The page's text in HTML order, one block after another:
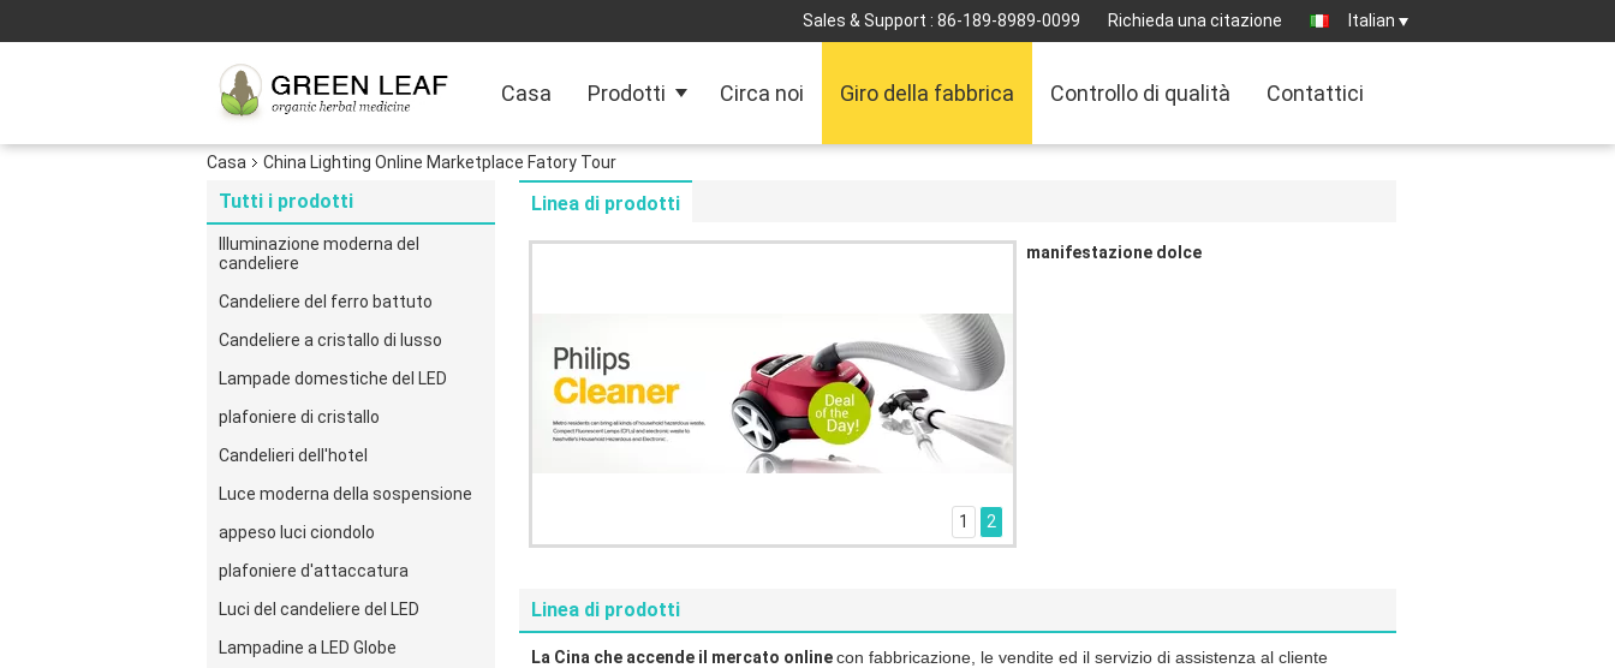
Sales & Support : 86-189-8989-0099 Richieda una citazione Italian
Casa Prodotti Circa noi Giro della fabbrica Controllo di qualità Contattici
Casa China Lighting Online Marketplace Fatory Tour
Tutti i prodotti
Illuminazione moderna del
candeliere
Candeliere del ferro battuto
Candeliere a cristallo di lusso
Lampade domestiche del LED
plafoniere di cristallo
Candelieri dell'hotel
Luce moderna della sospensione
appeso luci ciondolo
plafoniere d'attaccatura
Luci del candeliere del LED
Lampadine a LED Globe
Linea di prodotti
1
2
manifestazione dolce
Linea di prodotti
La Cina che accende il mercato onlinecon fabbricazione, le vendite ed il servizio di assistenza al cliente